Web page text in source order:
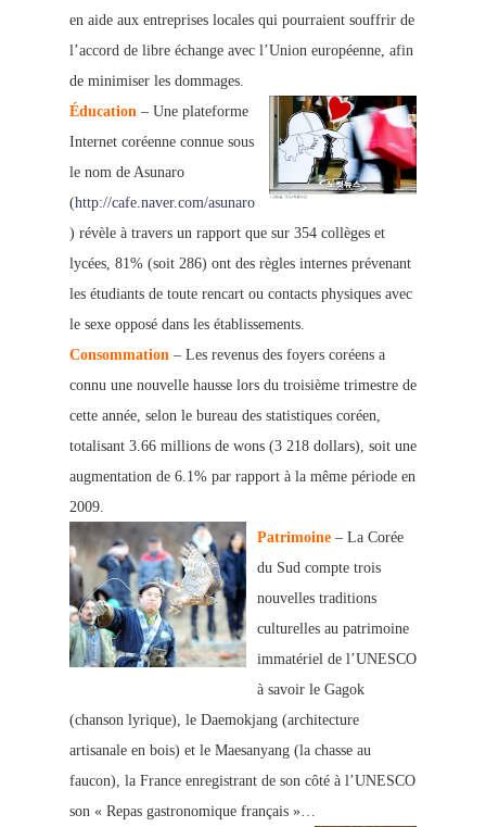
en aide aux entreprises locales qui pourraient souffrir de
l’accord de libre échange avec l’Union européenne, afin
de minimiser les dommages.
Éducation – Une plateforme
Internet coréenne connue sous
le nom de Asunaro
(http://cafe.naver.com/asunaro
) révèle à travers un rapport que sur 354 collèges et
lycées, 81% (soit 286) ont des règles internes prévenant
les étudiants de toute rencart ou contacts physiques avec
le sexe opposé dans les établissements.
Consommation – Les revenus des foyers coréens a
connu une nouvelle hausse lors du troisième trimestre de
cette année, selon le bureau des statistiques coréen,
totalisant 3.66 millions de wons (3 218 dollars), soit une
augmentation de 6.1% par rapport à la même période en
2009.
Patrimoine – La Corée
du Sud compte trois
nouvelles traditions
culturelles au patrimoine
immatériel de l’UNESCO
à savoir le Gagok
(chanson lyrique), le Daemokjang (architecture
artisanale en bois) et le Maesanyang (la chasse au
faucon), la France enregistrant de son côté à l’UNESCO
son « Repas gastronomique français »…